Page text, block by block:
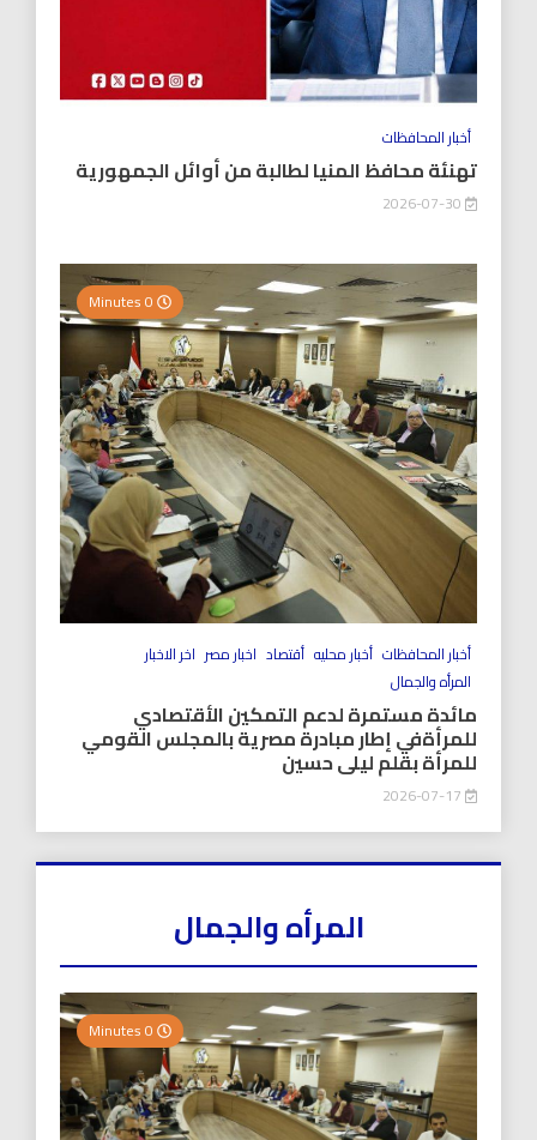
أخبار المحافظات
تهنئة محافظ المنيا لطالبة من أوائل الجمهورية
أخبار المحافظات أخبار محليه أقتصاد اخبار مصر اخر الاخبار
المرأه والجمال
مائدة مستمرة لدعم التمكين الأقتصادي
للمرأةفي إطار مبادرة مصرية بالمجلس القومي
للمرأة بقلم ليلى حسين
المرأه والجمال